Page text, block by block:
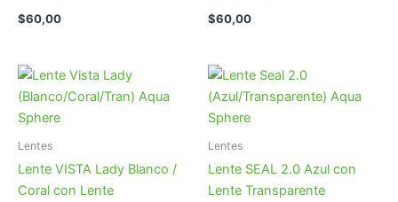
$60,00 $60,00
Lentes
Lente VISTA Lady Blanco /
Coral con Lente
Lentes
Lente SEAL 2.0 Azul con
Lente Transparente